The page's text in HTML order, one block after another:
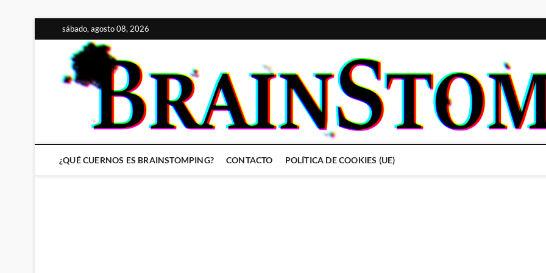
al
contenido
sábado, agosto 08, 2026
¿QUÉ CUERNOS ES BRAINSTOMPING? CONTACTO POLÍTICA DE COOKIES (UE)